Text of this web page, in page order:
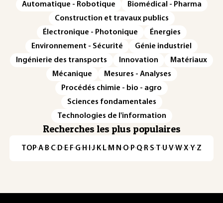
Automatique - Robotique
Biomédical - Pharma
Construction et travaux publics
Électronique - Photonique
Énergies
Environnement - Sécurité
Génie industriel
Ingénierie des transports
Innovation
Matériaux
Mécanique
Mesures - Analyses
Procédés chimie - bio - agro
Sciences fondamentales
Technologies de l'information
Recherches les plus populaires
TOP·A·B·C·D·E·F·G·H·I·J·K·L·M·N·O·P·Q·R·S·T·U·V·W·X·Y·Z